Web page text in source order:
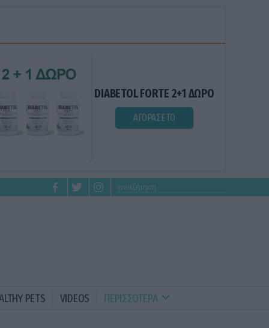
DIABETOL FORTE 2+1 ΔΩΡΟ
ΑΓΟΡΑΣΕ ΤΟ
PETS VIDEOS ΠΕΡΙΣΣΟΤΕΡΑ